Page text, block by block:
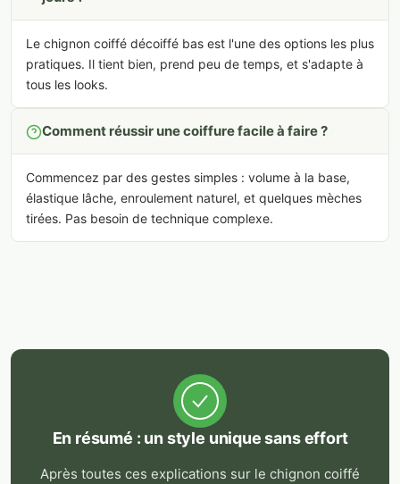
Le chignon coiffé décoiffé bas est l'une des options les plus
pratiques. Il tient bien, prend peu de temps, et s'adapte à
tous les looks.
Comment réussir une coiffure facile à faire ?
Commencez par des gestes simples : volume à la base,
élastique lâche, enroulement naturel, et quelques mèches
tirées. Pas besoin de technique complexe.
En résumé : un style unique sans effort
Après toutes ces explications sur le chignon coiffé